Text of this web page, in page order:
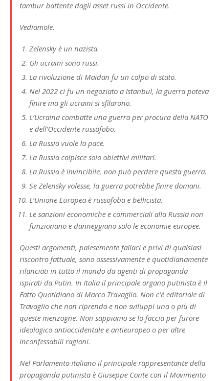
tambur battente dagli asset russi in Occidente.
Vediamole.
Zelensky è un nazista.
Gli ucraini sono russi.
La rivoluzione di Maidan fu un colpo di stato.
Nel 2022 ci fu un negoziato a Istanbul, la guerra poteva
finire ma gli ucraini si sfilarono.
L’Ucraina combatte una guerra per procura della NATO
e dell’Occidente russofobo.
La Russia vuole la pace.
La Russia colpisce solo obiettivi militari.
La Russia è invincibile, non può perdere questa guerra.
Se Zelensky volesse, la guerra potrebbe finire domani.
L’Unione Europea è russofoba e bellicista.
Le sanzioni economiche e commerciali alla Russia non
funzionano e danneggiano solo le economie europee.
Questi argomenti, palesemente fallaci e privi di qualsiasi
riscontro fattuale, sono ossessivamente e quotidianamente
rilanciati in tutto il mondo da agenti di propaganda
ispirati da Putin. In Italia il principale organo putinista è Il
Fatto Quotidiano di Marco Travaglio. Non c’è editoriale di
Travaglio che non riprenda e non sviluppi una o più di
queste menzogne. Non sappiamo se lo faccia per furore
ideologico antioccidentale e antieuropeo o per altre
inconfessabili ragioni.
Nel Parlamento italiano il principale rappresentante della
propaganda putinista è Giuseppe Conte con il Movimento